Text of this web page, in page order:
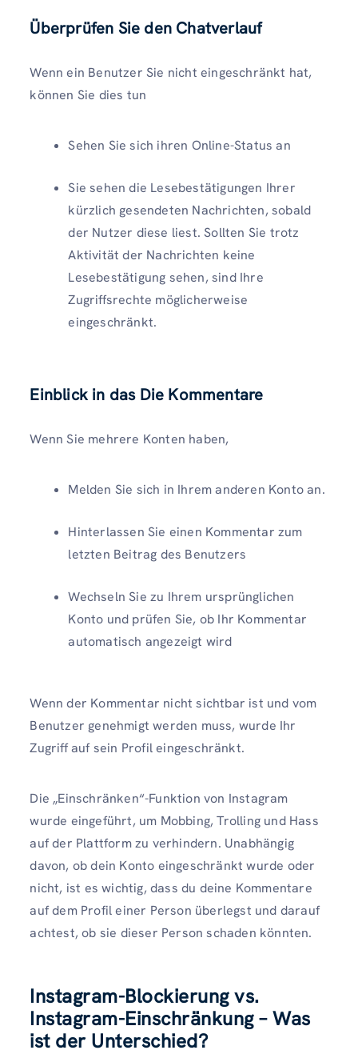
Überprüfen Sie den Chatverlauf
Wenn ein Benutzer Sie nicht eingeschränkt hat,
können Sie dies tun
Sehen Sie sich ihren Online-Status an
Sie sehen die Lesebestätigungen Ihrer
kürzlich gesendeten Nachrichten, sobald
der Nutzer diese liest. Sollten Sie trotz
Aktivität der Nachrichten keine
Lesebestätigung sehen, sind Ihre
Zugriffsrechte möglicherweise
eingeschränkt.
Einblick in das Die Kommentare
Wenn Sie mehrere Konten haben,
Melden Sie sich in Ihrem anderen Konto an.
Hinterlassen Sie einen Kommentar zum
letzten Beitrag des Benutzers
Wechseln Sie zu Ihrem ursprünglichen
Konto und prüfen Sie, ob Ihr Kommentar
automatisch angezeigt wird
Wenn der Kommentar nicht sichtbar ist und vom
Benutzer genehmigt werden muss, wurde Ihr
Zugriff auf sein Profil eingeschränkt.
Die „Einschränken“-Funktion von Instagram
wurde eingeführt, um Mobbing, Trolling und Hass
auf der Plattform zu verhindern. Unabhängig
davon, ob dein Konto eingeschränkt wurde oder
nicht, ist es wichtig, dass du deine Kommentare
auf dem Profil einer Person überlegst und darauf
achtest, ob sie dieser Person schaden könnten.
Instagram-Blockierung vs.
Instagram-Einschränkung – Was
ist der Unterschied?